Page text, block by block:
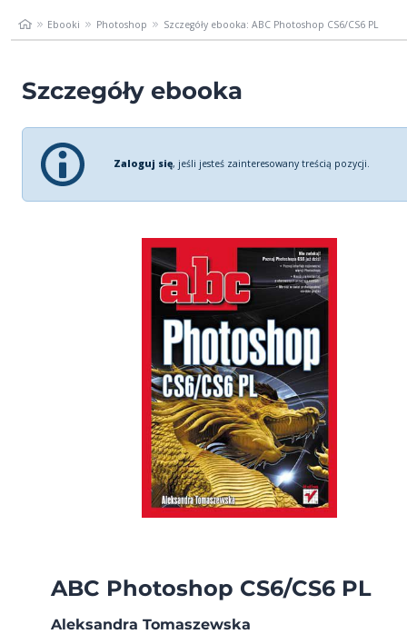
Ebooki Photoshop Szczegóły ebooka: ABC Photoshop CS6/CS6 PL
Szczegóły ebooka
Zaloguj się, jeśli jesteś zainteresowany treścią pozycji.
ABC Photoshop CS6/CS6 PL
Aleksandra Tomaszewska